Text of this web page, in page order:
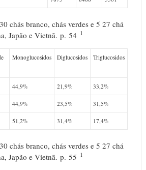
30 chás branco, chás verdes e 5 27 chá
Japão e Vietnã. p. 54 1
Monoglucosidos Diglucosidos Triglucosidos
44,9% 21,9% 33,2%
44,9% 23,5% 31,5%
51,2% 31,4% 17,4%
30 chás branco, chás verdes e 5 27 chá
Japão e Vietnã. p. 55 1